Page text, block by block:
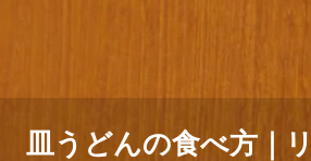
皿うどんの食べ方｜